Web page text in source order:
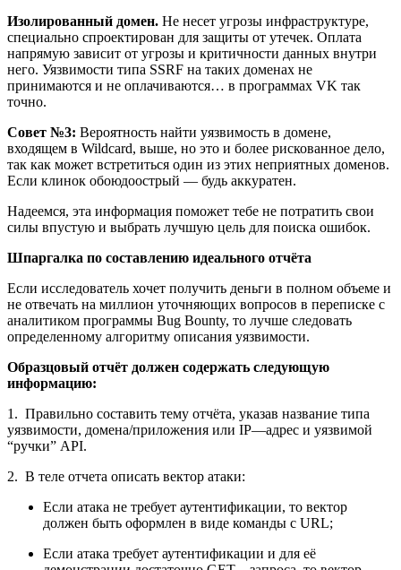
Изолированный домен. Не несет угрозы инфраструктуре,
специально спроектирован для защиты от утечек. Оплата
напрямую зависит от угрозы и критичности данных внутри
него. Уязвимости типа SSRF на таких доменах не
принимаются и не оплачиваются… в программах VK так
точно.
Совет №3: Вероятность найти уязвимость в домене,
входящем в Wildcard, выше, но это и более рискованное дело,
так как может встретиться один из этих неприятных доменов.
Если клинок обоюдоострый — будь аккуратен.
Надеемся, эта информация поможет тебе не потратить свои
силы впустую и выбрать лучшую цель для поиска ошибок.
Шпаргалка по составлению идеального отчёта
Если исследователь хочет получить деньги в полном объеме и
не отвечать на миллион уточняющих вопросов в переписке с
аналитиком программы Bug Bounty, то лучше следовать
определенному алгоритму описания уязвимости.
Образцовый отчёт должен содержать следующую
информацию:
1. Правильно составить тему отчёта, указав название типа
уязвимости, домена/приложения или IP—адрес и уязвимой
“ручки” API.
2. В теле отчета описать вектор атаки:
Если атака не требует аутентификации, то вектор
должен быть оформлен в виде команды c URL;
Если атака требует аутентификации и для её